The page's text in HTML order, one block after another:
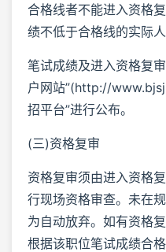
合格线者不能进入资格
绩不低于合格线的实际
笔试成绩及进入资格复
户网站”(http://
招平台”进行公布。
(三)资格复审
资格复审须由进入资格
行现场资格审查。未在
为自动放弃。如有资格
根据该职位笔试成绩合